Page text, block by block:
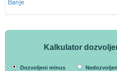
Kalkulator
Dozvoljeni minus